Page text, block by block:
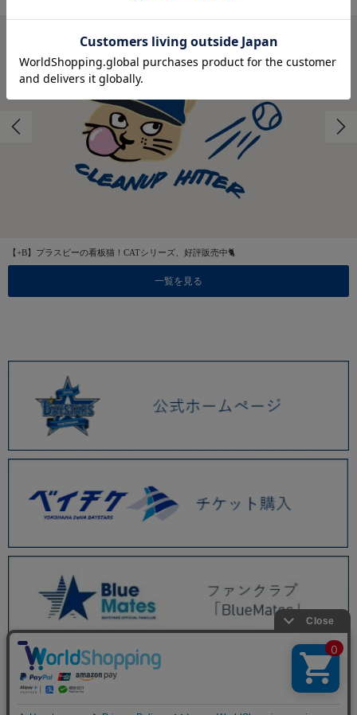
【+B】プラスビーの看板猫！CATシリーズ、好評販売中🐈
一覧を見る